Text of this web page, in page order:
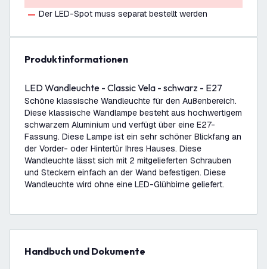
Der LED-Spot muss separat bestellt werden
Produktinformationen
LED Wandleuchte - Classic Vela - schwarz - E27
Schöne klassische Wandleuchte für den Außenbereich.
Diese klassische Wandlampe besteht aus hochwertigem
schwarzem Aluminium und verfügt über eine E27-
Fassung. Diese Lampe ist ein sehr schöner Blickfang an
der Vorder- oder Hintertür Ihres Hauses. Diese
Wandleuchte lässt sich mit 2 mitgelieferten Schrauben
und Steckern einfach an der Wand befestigen. Diese
Wandleuchte wird ohne eine LED-Glühbirne geliefert.
Handbuch und Dokumente